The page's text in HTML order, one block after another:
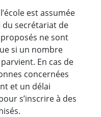
est assumée
du secrétariat de
ne sont
si un nombre
En cas de
concernées
et un délai
s’inscrire à des